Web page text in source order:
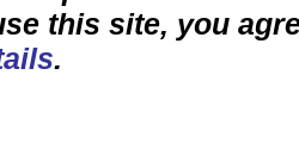
this site, you
.